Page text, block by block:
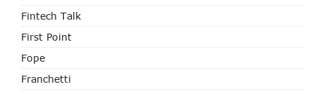
Fintech Talk
First Point
Fope
Franchetti